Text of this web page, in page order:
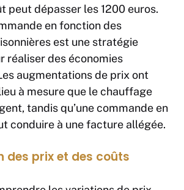
peut dépasser les 1200 euros.
en fonction des
est une stratégie
réaliser des économies
augmentations de prix ont
à mesure que le chauffage
tandis qu’une commande en
conduire à une facture allégée.
des prix et des coûts